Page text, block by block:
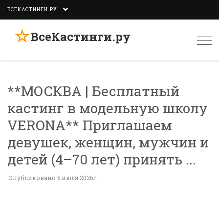
ВСЕКАСТИНГИ.РУ
☆ВсеКастинги.ру
**МОСКВА | Бесплатный
кастинг в модельную школу
VERONA** Приглашаем
девушек, женщин, мужчин и
детей (4–70 лет) принять ...
Опубликовано 6 июля 2026г.